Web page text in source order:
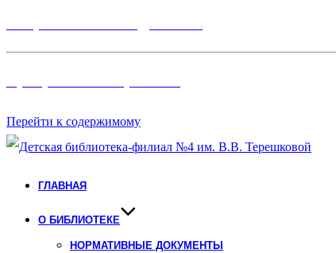
Перейти к содержимому
ГЛАВНАЯ
О БИБЛИОТЕКЕ
НОРМАТИВНЫЕ ДОКУМЕНТЫ